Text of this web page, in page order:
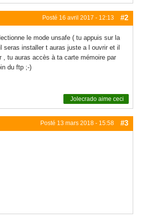
Posté 16 avril 2017 - 12:13 #2
le mode unsafe ( tu appuis sur la
installer t auras juste a l ouvrir et il
tu auras accès à ta carte mémoire par
du ftp ;-)
Jolecrado aime ceci
Posté 13 mars 2018 - 15:58 #3